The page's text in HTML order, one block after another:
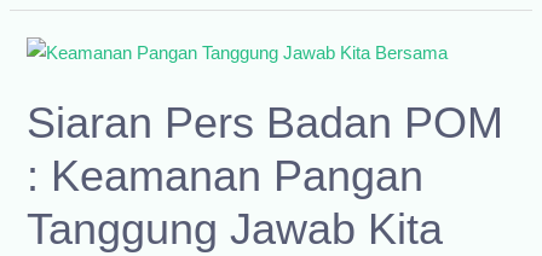
Registrasi
Pangan
Siaran Pers Badan POM
: Keamanan Pangan
Tanggung Jawab Kita